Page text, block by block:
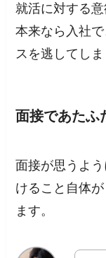
就活に対する
本来なら入社
スを逃してしま
面接であたふ
面接が思うよ
けること自体
ます。